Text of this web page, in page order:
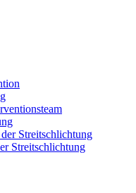
Streitschlichtung
Streitschlichtung